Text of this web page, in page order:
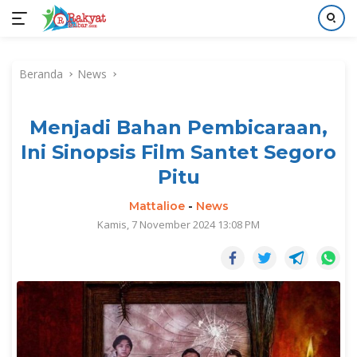
kontenBeranda News
Menjadi Bahan Pembicaraan,
Ini Sinopsis Film Santet Segoro
Pitu
Mattalioe- News
Kamis, 7 November 2024 13:08 PM